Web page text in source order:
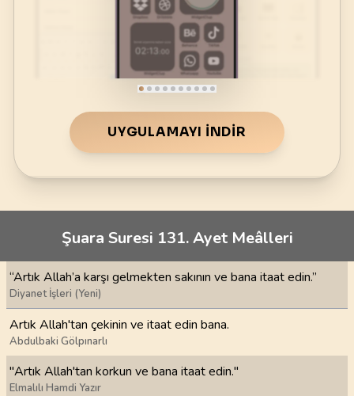
UYGULAMAYI İNDIR
Şuara Suresi 131. Ayet Meâlleri
“Artık Allah’a karşı gelmekten sakının ve bana itaat edin.”
Diyanet İşleri (Yeni)
Artık Allah'tan çekinin ve itaat edin bana.
Abdulbaki Gölpınarlı
"Artık Allah'tan korkun ve bana itaat edin."
Elmalılı Hamdi Yazır